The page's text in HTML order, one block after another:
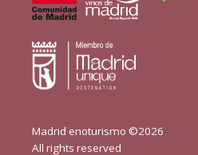
Madrid enoturismo ©2026
All rights reserved